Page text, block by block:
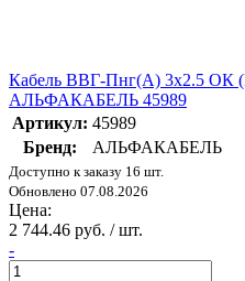
Кабель ВВГ-Пнг(А) 3х2.5 ОК
АЛЬФАКАБЕЛЬ 45989
Артикул: 45989
Бренд:
АЛЬФАКАБЕЛЬ
Доступно к заказу 16 шт.
Обновлено 07.08.2026
Цена:
2 744.46 руб. / шт.
-